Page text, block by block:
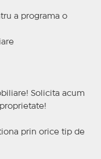
a programa o
Solicita acum
prin orice tip de